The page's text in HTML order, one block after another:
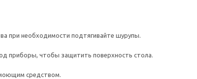
при необходимости подтягивайте шурупы.
приборы, чтобы защитить поверхность стола.
средством.